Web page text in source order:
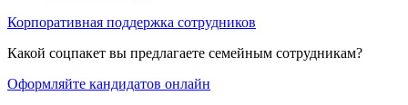
Корпоративная поддержка сотрудников
Какой соцпакет вы предлагаете семейным сотрудникам?
Оформляйте кандидатов онлайн